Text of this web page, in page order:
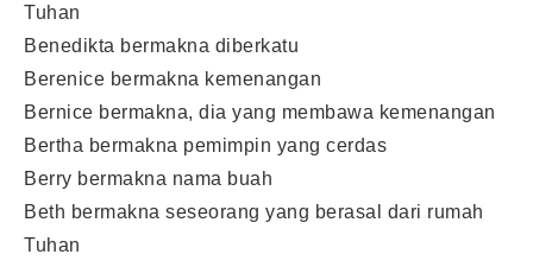
Tuhan
Benedikta bermakna diberkatu
Berenice bermakna kemenangan
Bernice bermakna, dia yang membawa kemenangan
Bertha bermakna pemimpin yang cerdas
Berry bermakna nama buah
Beth bermakna seseorang yang berasal dari rumah
Tuhan